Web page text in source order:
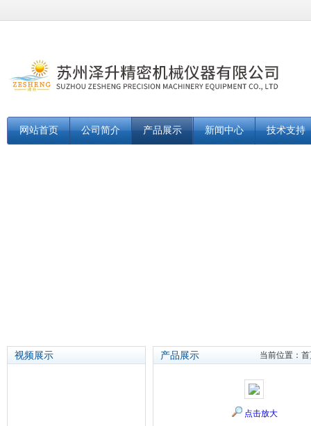
网站首页 公司简介 产品展示 新闻中心 技术支持
视频展示 产品展示 当前位置：
点击放大